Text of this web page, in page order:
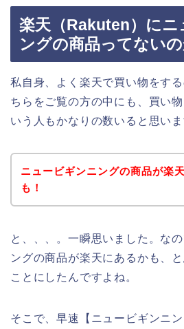
楽天（Rakuten）にニ
ングの商品ってない
私自身、よく楽天で買い物をす
ちらをご覧の方の中にも、買い
いう人もかなりの数いると思いま
ニュービギンニングの商品が楽
も！
と、、、。一瞬思いました。な
ングの商品が楽天にあるかも、
ことにしたんですよね。
そこで、早速【ニュービギン